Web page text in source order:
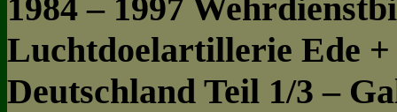
1984 – 1997
Luchtdoelartillerie Ede +
Deutschland Teil 1/3 –